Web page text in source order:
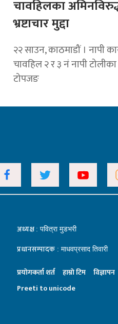
चावहिलका
भ्रष्टाचार मुद्दा
२२ साउन, काठमाडौं । नापी
चावहिल २ र ३ नं नापी
टोपजङ
अध्यक्ष : पवित्रा मुडभरी
प्रधानसम्पादक : माधवप्रसाद तिवारी
प्रयाेगकर्ता शर्त हाम्राे टिम
विज्ञापन
Preeti to unicode